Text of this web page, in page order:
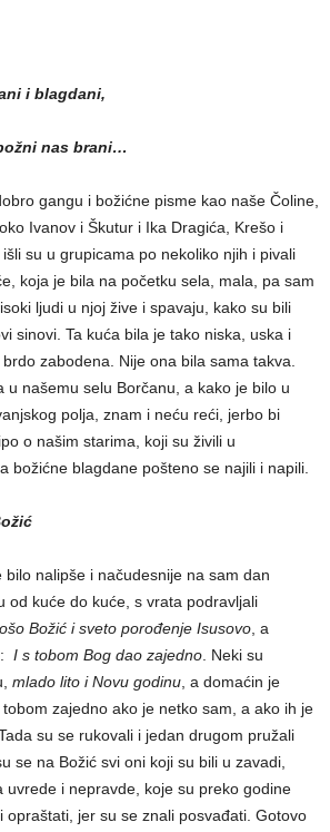
i blagdani,
nas brani…
gangu i božićne pisme kao naše Čoline,
Ivanov i Škutur i Ika Dragića, Krešo i
su u grupicama po nekoliko njih i pivali
koja je bila na početku sela, mala, pa sam
ljudi u njoj žive i spavaju, kako su bili
sinovi. Ta kuća bila je tako niska, uska i
zabodena. Nije ona bila sama takva.
u našemu selu Borčanu, a kako je bilo u
polja, znam i neću reći, jerbo bi
o našim starima, koji su živili u
božićne blagdane pošteno se najili i napili.
bilo nalipše i načudesnije na sam dan
od kuće do kuće, s vrata podravljali
Božić i sveto porođenje Isusovo, a
I s tobom Bog dao zajedno. Neki su
mlado lito i Novu godinu, a domaćin je
zajedno ako je netko sam, a ako ih je
su se rukovali i jedan drugom pružali
se na Božić svi oni koji su bili u zavadi,
uvrede i nepravde, koje su preko godine
opraštati, jer su se znali posvađati. Gotovo